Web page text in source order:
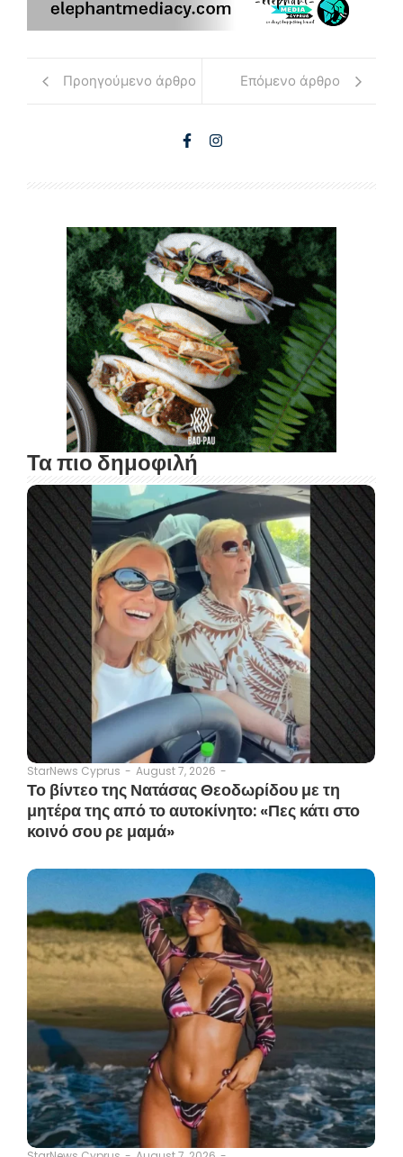
Προηγούμενο άρθρο Επόμενο άρθρο
Τα πιο δημοφιλή
StarNews Cyprus - August 7, 2026 -
Το βίντεο της Νατάσας Θεοδωρίδου με τη
μητέρα της από το αυτοκίνητο: «Πες κάτι στο
κοινό σου ρε μαμά»